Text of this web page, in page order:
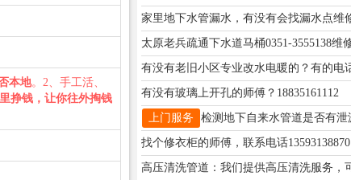
本地。2、手工活、
挣钱，让你往外掏钱
有没有玻璃上开孔的师傅？18835161112
上门服务
找个修衣柜的师傅，联系电话13593138870